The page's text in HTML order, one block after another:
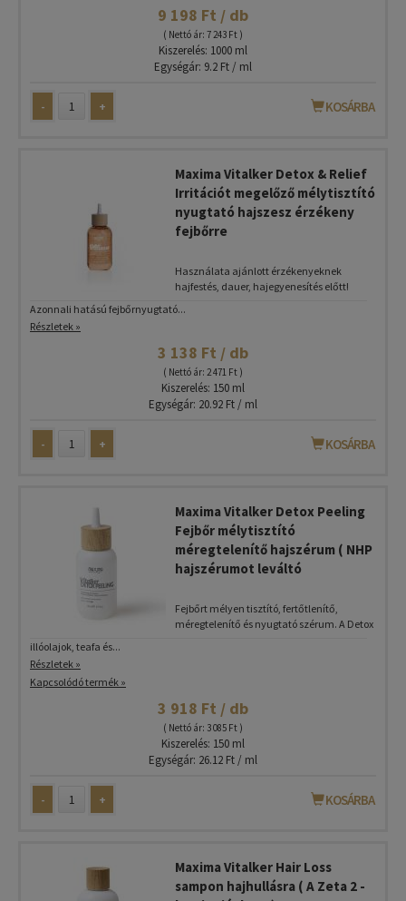
9 198 Ft / db
( Nettó ár: 7 243 Ft )
Kiszerelés: 1000 ml
Egységár: 9.2 Ft / ml
- + KOSÁRBA
Maxima Vitalker Detox & Relief
Irritációt megelőző mélytisztító
nyugtató hajszesz érzékeny
fejbőrre
Használata ajánlott érzékenyeknek
hajfestés, dauer, hajegyenesítés előtt!
Azonnali hatású fejbőrnyugtató...
Részletek »
3 138 Ft / db
( Nettó ár: 2 471 Ft )
Kiszerelés: 150 ml
Egységár: 20.92 Ft / ml
- + KOSÁRBA
Maxima Vitalker Detox Peeling
Fejbőr mélytisztító
méregtelenítő hajszérum ( NHP
hajszérumot leváltó
Fejbőrt mélyen tisztító, fertőtlenítő,
méregtelenítő és nyugtató szérum. A Detox
illóolajok, teafa és...
Részletek »
Kapcsolódó termék »
3 918 Ft / db
( Nettó ár: 3 085 Ft )
Kiszerelés: 150 ml
Egységár: 26.12 Ft / ml
- + KOSÁRBA
Maxima Vitalker Hair Loss
sampon hajhullásra ( A Zeta 2 -